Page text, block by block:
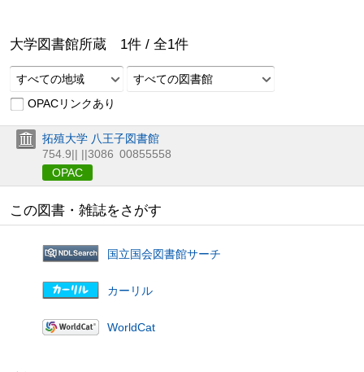
大学図書館所蔵 1件 / 全1件
すべての地域
すべての図書館
OPACリンクあり
拓殖大学 八王子図書館
754.9|| ||3086 00855558
OPAC
この図書・雑誌をさがす
国立国会図書館サーチ
カーリル
WorldCat